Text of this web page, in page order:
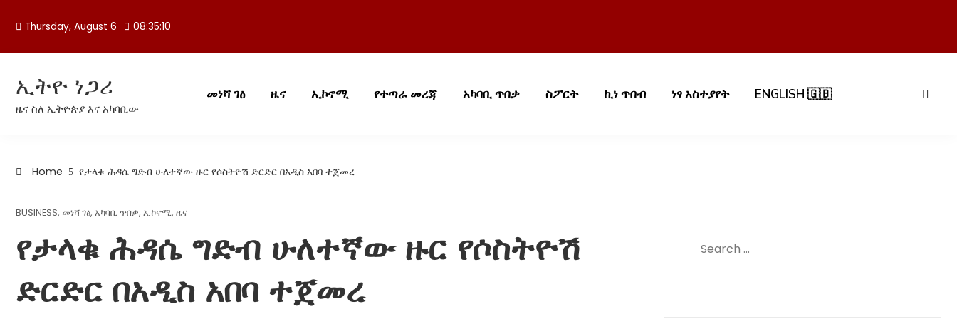
Thursday, August 6 08:35:10
ኢትዮ ነጋሪ
ዜና ስለ ኢትዮጵያ እና አካባቢው
መነሻ ገፅ ዜና ኢኮኖሚ የተጣራ መረጃ አካባቢ ጥበቃ ስፖርት ኪነ ጥበብ ነፃ አስተያየት ENGLISH 🇬🇧
Home የታላቁ ሕዳሴ ግድብ ሁለተኛው ዙር የሶስትዮሽ ድርድር በአዲስ አበባ ተጀመረ
BUSINESS, መነሻ ገፅ, አካባቢ ጥበቃ, ኢኮኖሚ, ዜና
የታላቁ ሕዳሴ ግድብ ሁለተኛው ዙር የሶስትዮሽ
ድርድር በአዲስ አበባ ተጀመረ
for: